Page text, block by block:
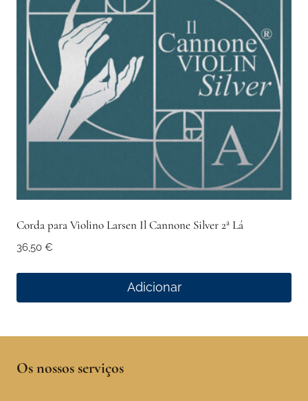
Corda para Violino Larsen Il Cannone Silver 2ª Lá
36,50 €
Adicionar
Os nossos serviços